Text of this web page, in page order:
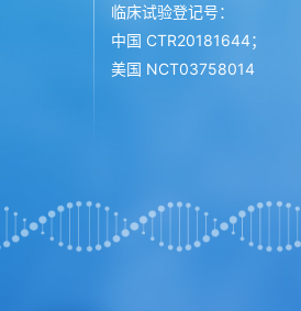
临床试验登记号：
中国 CTR20181644；
美国 NCT03758014